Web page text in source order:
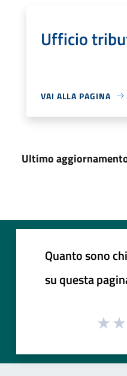
Ufficio
VAI ALLA PAGINA
Ultimo
Quanto sono
su questa